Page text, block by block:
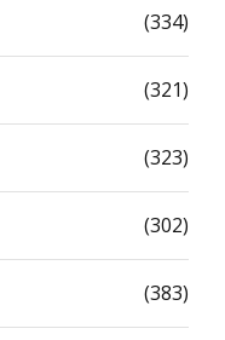
(334)
(321)
(323)
(302)
(383)